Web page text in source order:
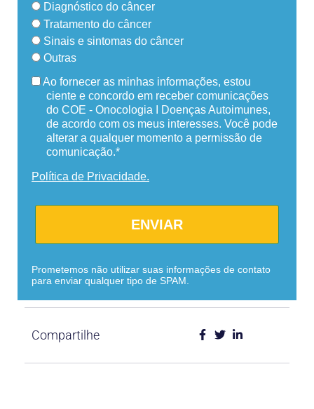
Diagnóstico do câncer
Tratamento do câncer
Sinais e sintomas do câncer
Outras
Ao fornecer as minhas informações, estou
ciente e concordo em receber comunicações
do COE - Onocologia I Doenças Autoimunes,
de acordo com os meus interesses. Você pode
alterar a qualquer momento a permissão de
comunicação.*
Política de Privacidade.
ENVIAR
Prometemos não utilizar suas informações de contato
para enviar qualquer tipo de SPAM.
Compartilhe